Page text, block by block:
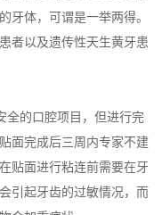
牙体，可谓是一举两得。
者以及遗传性天生黄牙患
全的口腔项目，但进行完
面完成后三周内专家不建
贴面进行粘连前需要在牙
引起牙齿的过敏情况，而